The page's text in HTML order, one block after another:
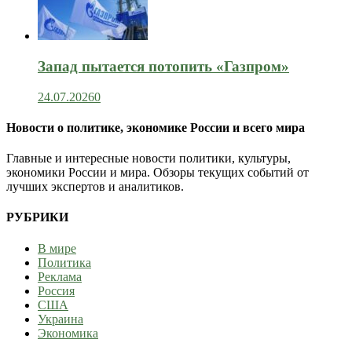
Запад пытается потопить «Газпром»
24.07.20260
Новости о политике, экономике России и всего мира
Главные и интересные новости политики, культуры,
экономики России и мира. Обзоры текущих событий от
лучших экспертов и аналитиков.
РУБРИКИ
В мире
Политика
Реклама
Россия
США
Украина
Экономика